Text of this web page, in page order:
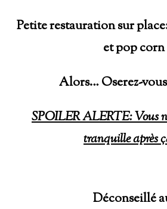
Petite restauration sur
et pop corn
Alors… Oserez-
SPOILER ALERTE: Vous
tranquille après
Déconseillé